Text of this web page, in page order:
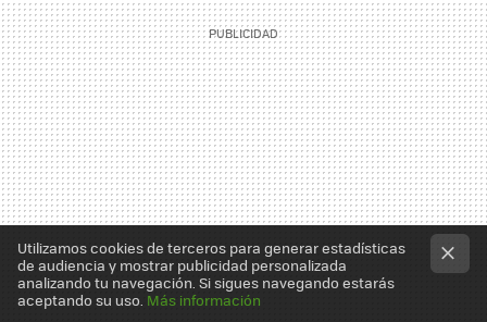
Utilizamos cookies de terceros para generar estadísticas
de audiencia y mostrar publicidad personalizada
analizando tu navegación. Si sigues navegando estarás
aceptando su uso. Más información